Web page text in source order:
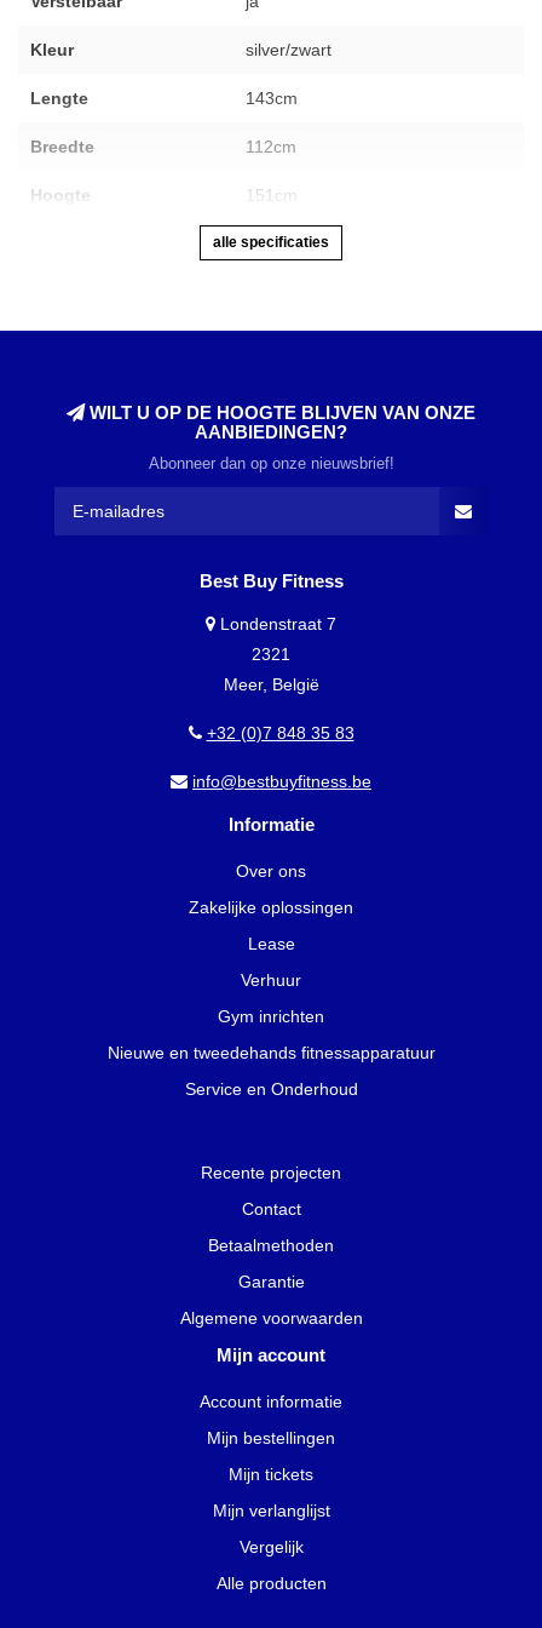
Kleur silver/zwart
Lengte 143cm
Breedte 112cm
Hoogte 151cm
alle specificaties
WILT U OP DE HOOGTE BLIJVEN VAN ONZE
AANBIEDINGEN?
Abonneer dan op onze nieuwsbrief!
Best Buy Fitness
Londenstraat 7
2321
Meer, België
+32 (0)7 848 35 83
info@bestbuyfitness.be
Informatie
Over ons
Zakelijke oplossingen
Lease
Verhuur
Gym inrichten
Nieuwe en tweedehands fitnessapparatuur
Service en Onderhoud
Recente projecten
Contact
Betaalmethoden
Garantie
Algemene voorwaarden
Mijn account
Account informatie
Mijn bestellingen
Mijn tickets
Mijn verlanglijst
Vergelijk
Alle producten